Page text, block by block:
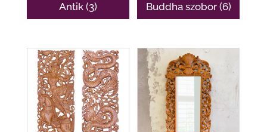
Antik (3) Buddha szobor (6)